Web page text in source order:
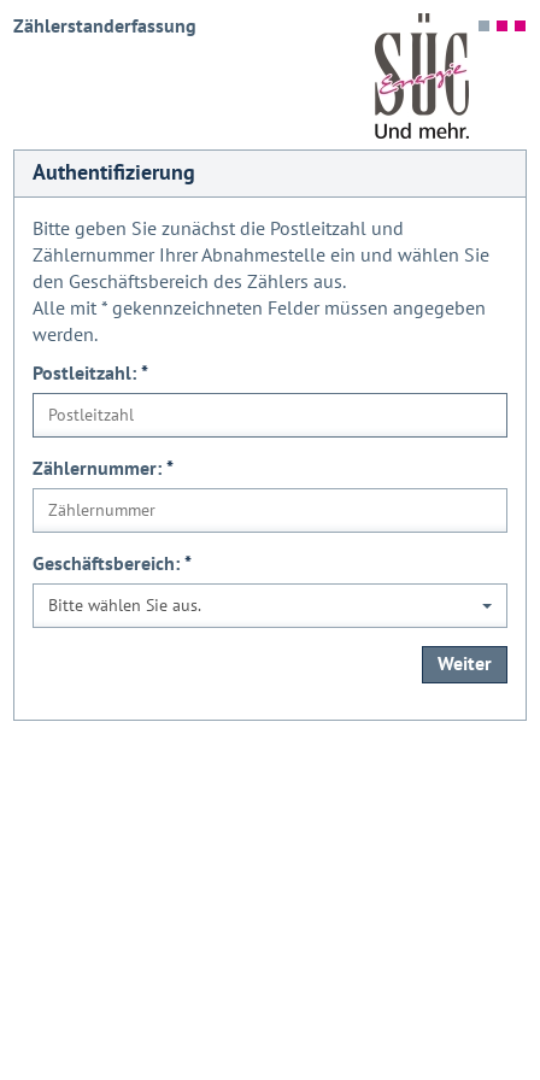
Zählerstanderfassung
Authentifizierung
Bitte geben Sie zunächst die Postleitzahl und
Zählernummer Ihrer Abnahmestelle ein und wählen Sie
den Geschäftsbereich des Zählers aus.
Alle mit* gekennzeichneten Felder müssen angegeben
werden.
Postleitzahl:*
Zählernummer:*
Geschäftsbereich:*
Bitte wählen Sie aus.